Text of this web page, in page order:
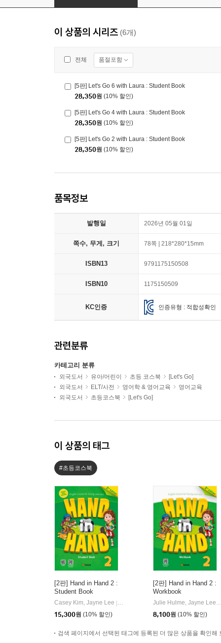
이 상품의 시리즈 (6개)
전체 품절포함
[5판] Let's Go 6 with Laura : Student Book
28,350원 (10% 할인)
[5판] Let's Go 4 with Laura : Student Book
28,350원 (10% 할인)
[5판] Let's Go 2 with Laura : Student Book
28,350원 (10% 할인)
품목정보
발행일 2026년 05월 01일
쪽수, 무게, 크기 78쪽 | 218*280*15mm
ISBN13 9791175150508
ISBN10 1175150509
KC인증 인증유형 : 적합성확인
관련분류
카테고리 분류
외국도서 유아/어린이 초등 코스북
[Let's Go]
외국도서
ELT/사전 영어학 & 영어교육
영어교육
외국도서
초등코스북 [Let's Go]
이 상품의 태그
#초등코스북
[2판] Hand in Hand 2 :
Student Book
Casey Kim, Jayne Lee
이퓨쳐(e-future)
15,300원 (10% 할인)
[2판] Hand in Hand 2 :
Workbook
Julie Hulme,|
8,100원 (10% 할인)
검색 페이지에서 선택된 태그에 등록된 더 많은 상품을 확인해